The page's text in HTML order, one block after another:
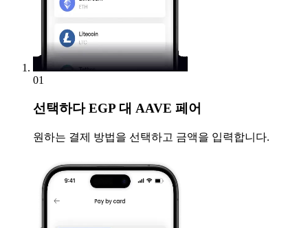
01
선택하다EGP 대 AAVE 페어
원하는 결제 방법을 선택하고 금액을 입력합니다.